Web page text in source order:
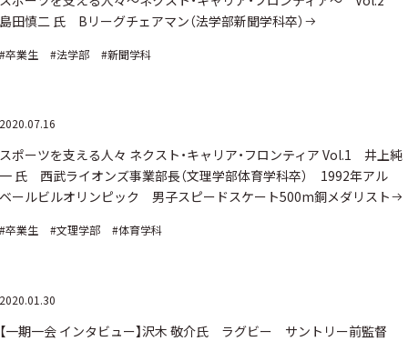
田慎二 氏 Bリーグチェアマン（法学部新聞学科卒）
卒業生 #法学部 #新聞学科
ポーツを支える人々 ネクスト・キャリア・フロンティア Vol.1 井上純
氏 西武ライオンズ事業部長（文理学部体育学科卒） 1992年アル
ールビルオリンピック 男子スピードスケート500m銅メダリスト
卒業生 #文理学部 #体育学科
一期一会 インタビュー】沢木 敬介氏 ラグビー サントリー前監督